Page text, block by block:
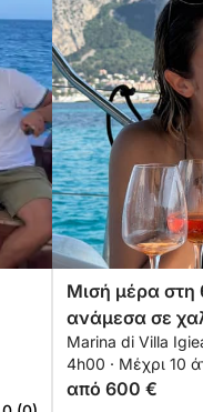
Μισή μέρα
ανάμεσα σε
απεριτίφ
Marina di Villa
4h00 · Μέχρι 10
από 600 €